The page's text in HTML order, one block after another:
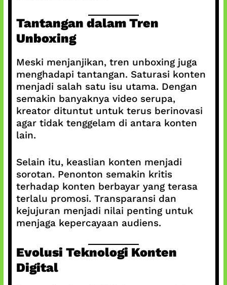
Tantangan dalam Tren
Unboxing
Meski menjanjikan, tren unboxing juga
menghadapi tantangan. Saturasi konten
menjadi salah satu isu utama. Dengan
semakin banyaknya video serupa,
kreator dituntut untuk terus berinovasi
agar tidak tenggelam di antara konten
lain.
Selain itu, keaslian konten menjadi
sorotan. Penonton semakin kritis
terhadap konten berbayar yang terasa
terlalu promosi. Transparansi dan
kejujuran menjadi nilai penting untuk
menjaga kepercayaan audiens.
Evolusi Teknologi Konten
Digital